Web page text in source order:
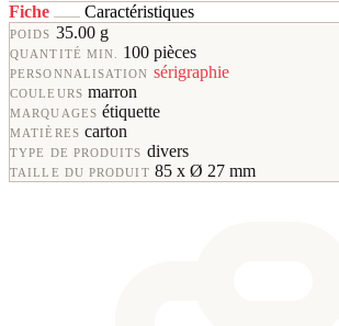
Fiche Caractéristiques
POIDS 35.00 g
QUANTITÉ MIN. 100 pièces
PERSONNALISATION sérigraphie
COULEURS marron
MARQUAGES étiquette
MATIÈRES carton
TYPE DE PRODUITS divers
TAILLE DU PRODUIT 85 x Ø 27 mm